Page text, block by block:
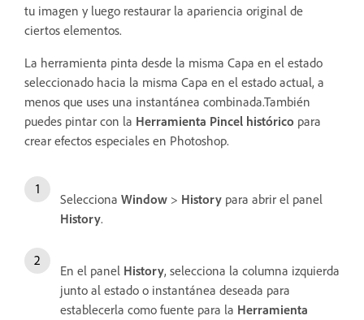
tu imagen y luego restaurar la apariencia original de
ciertos elementos.
La herramienta pinta desde la misma Capa en el estado
seleccionado hacia la misma Capa en el estado actual, a
menos que uses una instantánea combinada.También
puedes pintar con la Herramienta Pincel histórico para
crear efectos especiales en Photoshop.
Selecciona Window > History para abrir el panel
History.
En el panel History, selecciona la columna izquierda
junto al estado o instantánea deseada para
establecerla como fuente para la Herramienta